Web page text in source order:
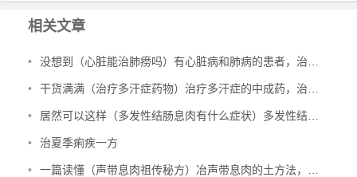
相关文章
• 没想到（心脏能治肺痨吗）有心脏病和肺病的患者，治多种心脏病、肺结核、肺病，
• 干货满满（治疗多汗症药物）治疗多汗症的中成药，治多汗症验方，
• 居然可以这样（多发性结肠息肉有什么症状）多发性结肠息肉一定要手术吗，治多发性结肠息肉验方，
• 治夏季痢疾一方
• 一篇读懂（声带息肉祖传秘方）冶声带息肉的土方法，治声带息肉验方，